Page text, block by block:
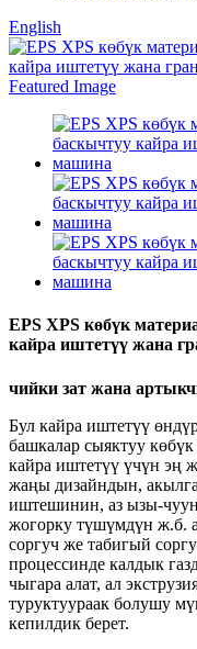
English
EPS XPS көбүк
кайра иштетүү жана
чийки зат жана
Бул кайра иштетүү
башкалар сыяктуу
кайра иштетүү үчүн
жаңы дизайндын,
иштешинин, аз ызы-
жогорку түшүмдүн ж.б.
соргуч же табигый
процессинде калдык
чыгара алат, ал
туруктуураак болушу
кепилдик берет.